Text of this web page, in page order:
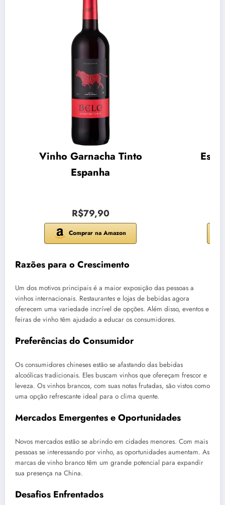
Vinho Garnacha Tinto
Espanha
R$79,90
Comprar na Amazon
Razões para o Crescimento
Um dos motivos principais é a maior exposição das pessoas a
vinhos internacionais. Restaurantes e lojas de bebidas agora
oferecem uma variedade incrível de opções. Além disso, eventos e
feiras de vinho têm ajudado a educar os consumidores.
Preferências do Consumidor
Os consumidores chineses estão se afastando das bebidas
alcoólicas tradicionais. Eles buscam vinhos que ofereçam frescor e
leveza. Os vinhos brancos, com suas notas frutadas, são vistos como
uma opção refrescante ideal para o clima quente.
Mercados Emergentes e Oportunidades
Novos mercados estão se abrindo em cidades menores. Com mais
pessoas se interessando por vinho, as oportunidades aumentam. As
marcas de vinho branco têm um grande potencial para expandir
sua presença na China.
Desafios Enfrentados